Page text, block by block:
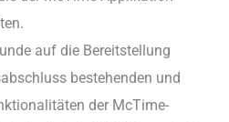
auf die Bereitstellung
bestehenden und
der McTime-